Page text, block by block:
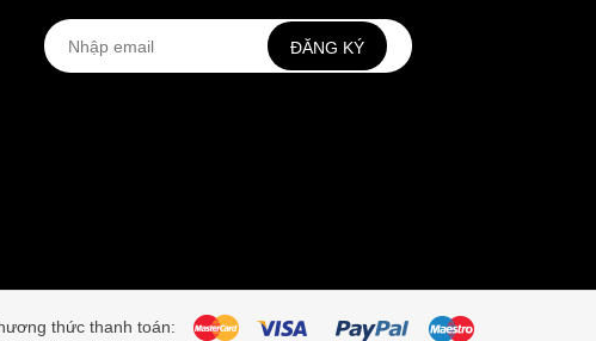
ĐĂNG KÝ
thức thanh toán: